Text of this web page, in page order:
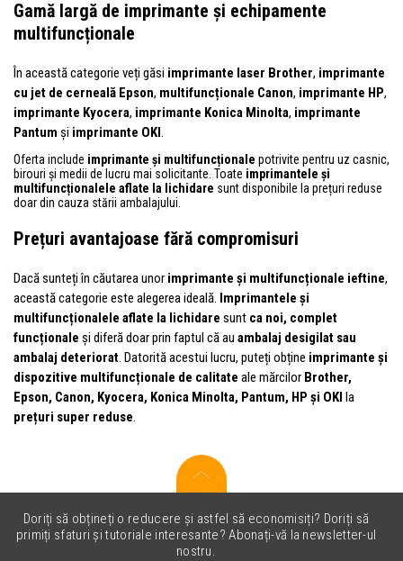
Gamă largă de imprimante și echipamente
multifuncționale
În această categorie veți găsi imprimante laser Brother, imprimante
cu jet de cerneală Epson, multifuncționale Canon, imprimante HP,
imprimante Kyocera, imprimante Konica Minolta, imprimante
Pantum și imprimante OKI.
Oferta include imprimante și multifuncționale potrivite pentru uz casnic,
birouri și medii de lucru mai solicitante. Toate imprimantele și
multifuncționalele aflate la lichidare sunt disponibile la prețuri reduse
doar din cauza stării ambalajului.
Prețuri avantajoase fără compromisuri
Dacă sunteți în căutarea unor imprimante și multifuncționale ieftine,
această categorie este alegerea ideală. Imprimantele și
multifuncționalele aflate la lichidare sunt ca noi, complet
funcționale și diferă doar prin faptul că au ambalaj desigilat sau
ambalaj deteriorat. Datorită acestui lucru, puteți obține imprimante și
dispozitive multifuncționale de calitate ale mărcilor Brother,
Epson, Canon, Kyocera, Konica Minolta, Pantum, HP și OKI la
prețuri super reduse.
Doriți să obțineți o reducere și astfel să economisiți? Doriți să
primiți sfaturi și tutoriale interesante? Abonați-vă la newsletter-ul
nostru.